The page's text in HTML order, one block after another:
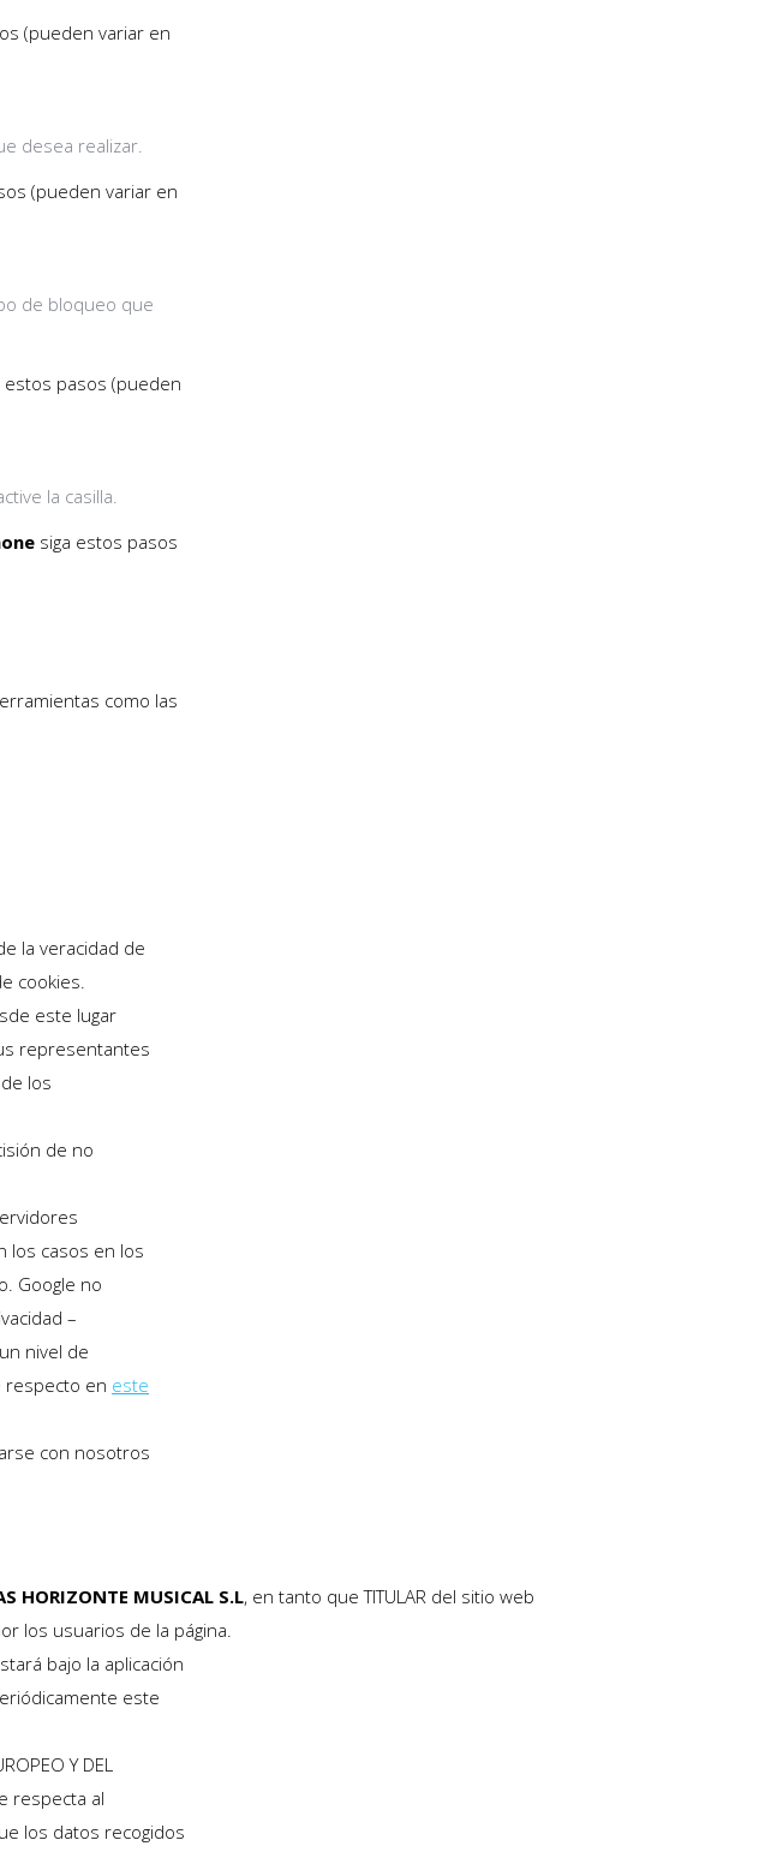
(pueden variar en
desea realizar.
(pueden variar en
de bloqueo que
estos pasos (pueden
la casilla.
siga estos pasos
como las
la veracidad de
cookies.
este lugar
representantes
los
de no
los casos en los
Google no
–
nivel de
respecto en este
con nosotros
HORIZONTE MUSICAL S.L, en tanto que TITULAR del sitio web
los usuarios de la página.
bajo la aplicación
este
Y DEL
respecta al
los datos recogidos